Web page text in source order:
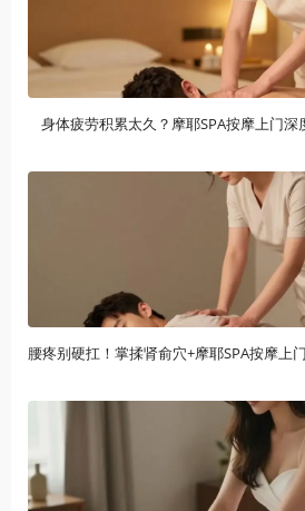
身体疲劳积累太久？摩耶SPA按摩上门